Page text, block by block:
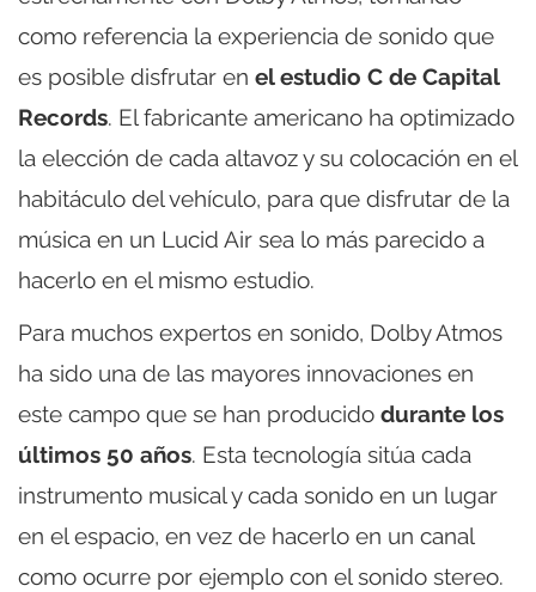
como referencia la experiencia de sonido que
es posible disfrutar en el estudio C de Capital
Records. El fabricante americano ha optimizado
la elección de cada altavoz y su colocación en el
habitáculo del vehículo, para que disfrutar de la
música en un Lucid Air sea lo más parecido a
hacerlo en el mismo estudio.
Para muchos expertos en sonido, Dolby Atmos
ha sido una de las mayores innovaciones en
este campo que se han producido durante los
últimos 50 años. Esta tecnología sitúa cada
instrumento musical y cada sonido en un lugar
en el espacio, en vez de hacerlo en un canal
como ocurre por ejemplo con el sonido stereo.